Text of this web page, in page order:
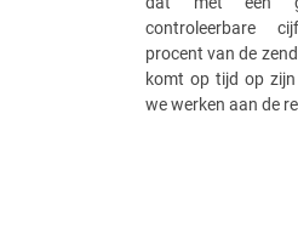
controleerbare
procent van de
komt op tijd op
we werken aan de